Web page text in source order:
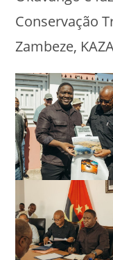
Conservação
Zambeze,